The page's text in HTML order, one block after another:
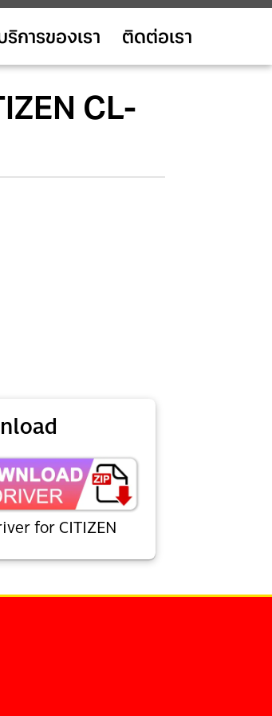
ริการของเรา ติดต่อเรา
CL-
for CITIZEN